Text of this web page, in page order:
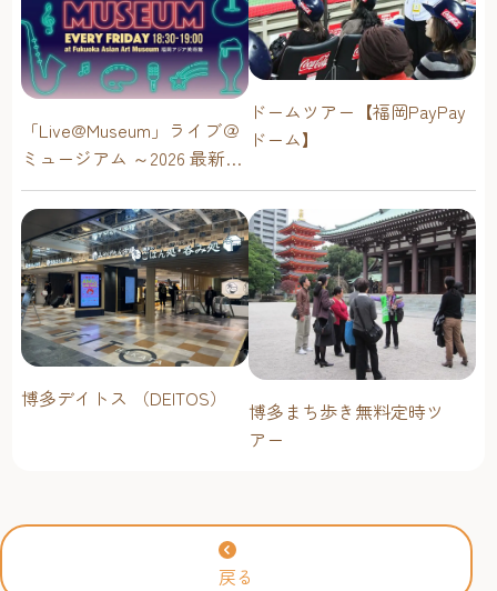
「Live@Museum」ライブ＠
ミュージアム ～2026 最新イ
ベントスケジュール！【福
岡アジア美術館】
ドームツアー【福岡PayPay
ドーム】
博多デイトス （DEITOS）
博多まち歩き無料定時ツ
アー
戻る